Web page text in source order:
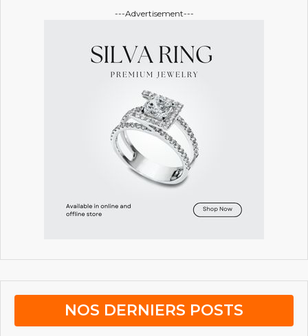
---Advertisement---
NOS DERNIERS POSTS